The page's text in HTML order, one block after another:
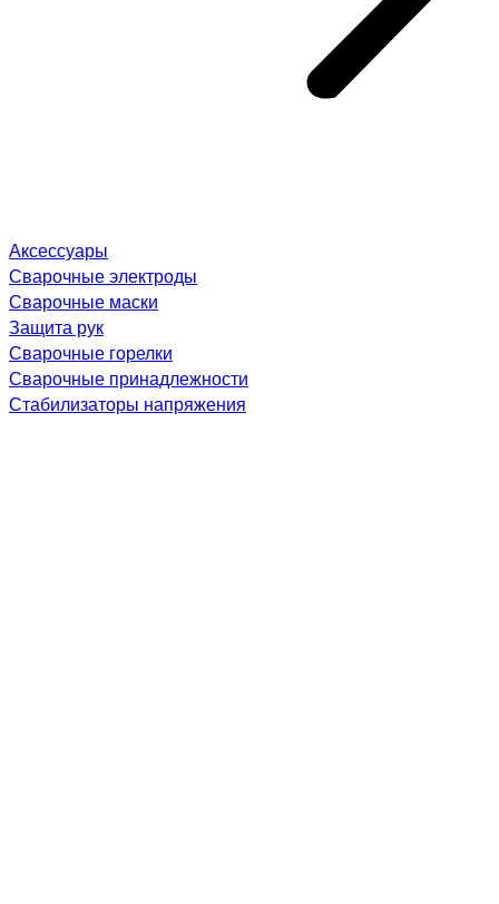
Аксессуары
Сварочные электроды
Сварочные маски
Защита рук
Сварочные горелки
Сварочные принадлежности
Стабилизаторы напряжения